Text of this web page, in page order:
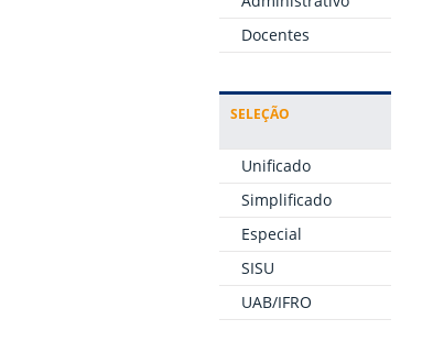
Docentes
SELEÇÃO
Unificado
Simplificado
Especial
SISU
UAB/IFRO